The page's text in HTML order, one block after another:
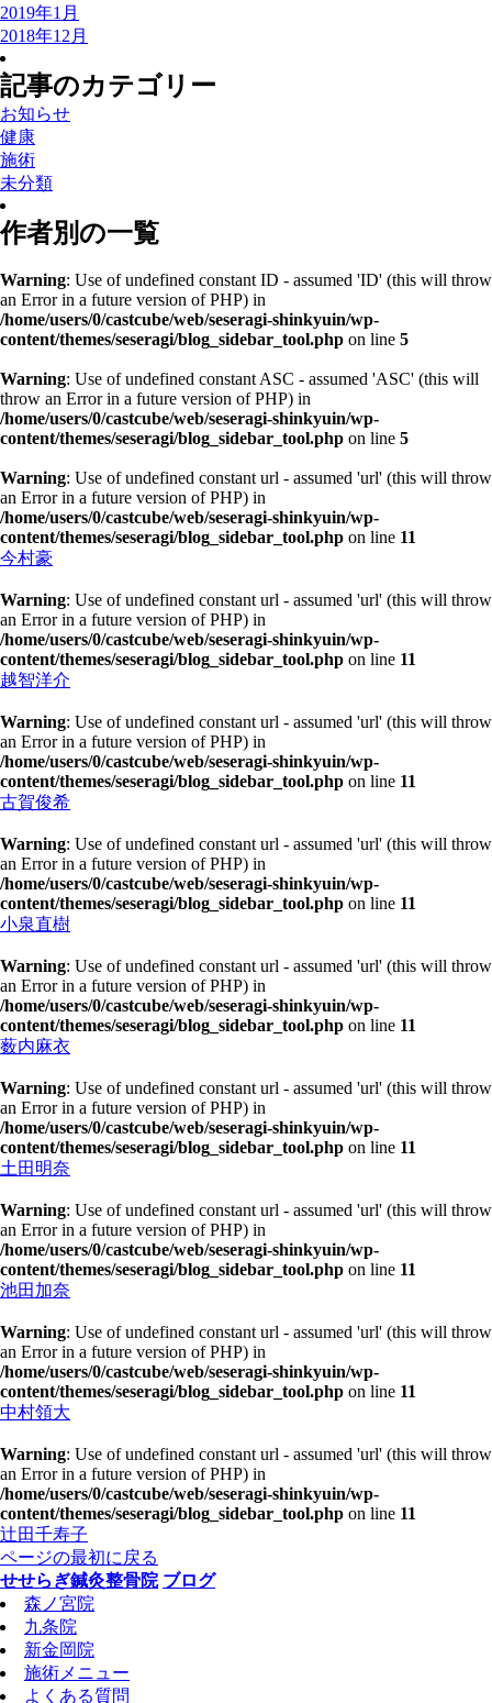
2019年1月
2018年12月
記事のカテゴリー
お知らせ
健康
施術
未分類
作者別の一覧
Warning: Use of undefined constant ID - assumed 'ID' (this will throw
an Error in a future version of PHP) in
/home/users/0/castcube/web/seseragi-shinkyuin/wp-
content/themes/seseragi/blog_sidebar_tool.php on line 5
Warning: Use of undefined constant ASC - assumed 'ASC' (this will
throw an Error in a future version of PHP) in
/home/users/0/castcube/web/seseragi-shinkyuin/wp-
content/themes/seseragi/blog_sidebar_tool.php on line 5
Warning: Use of undefined constant url - assumed 'url' (this will throw
an Error in a future version of PHP) in
/home/users/0/castcube/web/seseragi-shinkyuin/wp-
content/themes/seseragi/blog_sidebar_tool.php on line 11
今村豪
Warning: Use of undefined constant url - assumed 'url' (this will throw
an Error in a future version of PHP) in
/home/users/0/castcube/web/seseragi-shinkyuin/wp-
content/themes/seseragi/blog_sidebar_tool.php on line 11
越智洋介
Warning: Use of undefined constant url - assumed 'url' (this will throw
an Error in a future version of PHP) in
/home/users/0/castcube/web/seseragi-shinkyuin/wp-
content/themes/seseragi/blog_sidebar_tool.php on line 11
古賀俊希
Warning: Use of undefined constant url - assumed 'url' (this will throw
an Error in a future version of PHP) in
/home/users/0/castcube/web/seseragi-shinkyuin/wp-
content/themes/seseragi/blog_sidebar_tool.php on line 11
小泉直樹
Warning: Use of undefined constant url - assumed 'url' (this will throw
an Error in a future version of PHP) in
/home/users/0/castcube/web/seseragi-shinkyuin/wp-
content/themes/seseragi/blog_sidebar_tool.php on line 11
薮内麻衣
Warning: Use of undefined constant url - assumed 'url' (this will throw
an Error in a future version of PHP) in
/home/users/0/castcube/web/seseragi-shinkyuin/wp-
content/themes/seseragi/blog_sidebar_tool.php on line 11
土田明奈
Warning: Use of undefined constant url - assumed 'url' (this will throw
an Error in a future version of PHP) in
/home/users/0/castcube/web/seseragi-shinkyuin/wp-
content/themes/seseragi/blog_sidebar_tool.php on line 11
池田加奈
Warning: Use of undefined constant url - assumed 'url' (this will throw
an Error in a future version of PHP) in
/home/users/0/castcube/web/seseragi-shinkyuin/wp-
content/themes/seseragi/blog_sidebar_tool.php on line 11
中村領大
Warning: Use of undefined constant url - assumed 'url' (this will throw
an Error in a future version of PHP) in
/home/users/0/castcube/web/seseragi-shinkyuin/wp-
content/themes/seseragi/blog_sidebar_tool.php on line 11
辻田千寿子
ページの最初に戻る
せせらぎ鍼灸整骨院 ブログ
森ノ宮院
九条院
新金岡院
施術メニュー
よくある質問